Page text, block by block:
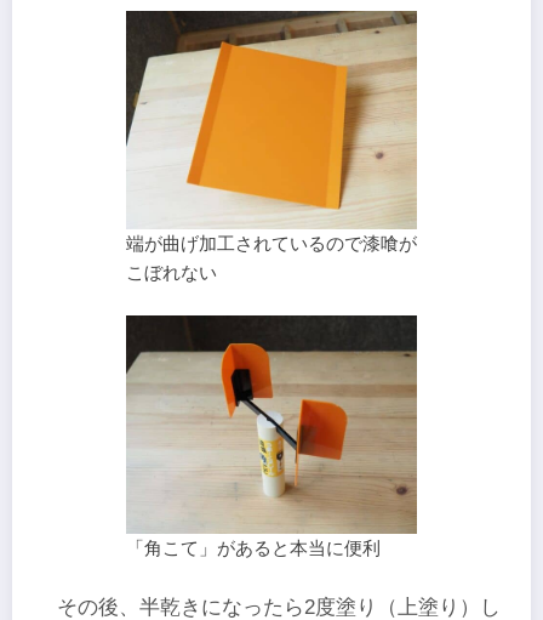
端が曲げ加工されているので漆喰が
こぼれない
「角こて」があると本当に便利
その後、半乾きになったら2度塗り（上塗り）し